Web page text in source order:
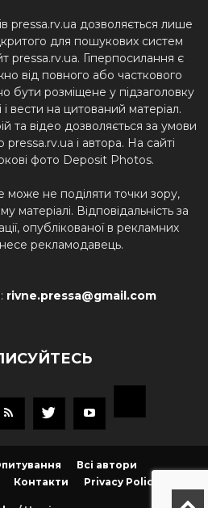
pressa.rv.ua дозволяється лише
для пошукових систем
pressa.rv.ua. Гіперпосилання є
від повного або часткового
бути розміщене у підзаголовку
вести на цитований матеріал.
та відео дозволяється за умови
і автора. На сайті
фото Deposit Photos.
може не поділяти точки зору,
матеріалі. Відповідальність за
опублікованої в рекламних
несе рекламодавець.
rivne.pressa@gmail.com
Всі автори
Контакти Privacy Policy